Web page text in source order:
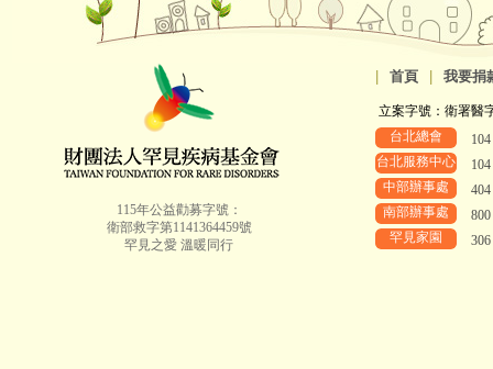
115年公益勸募字號：
衛部救字第1141364459號
罕見之愛 溫暖同行
首頁 我要捐
立案字號：衛署醫
台北總會
台北服務中心
中部辦事處
南部辦事處
罕見家園